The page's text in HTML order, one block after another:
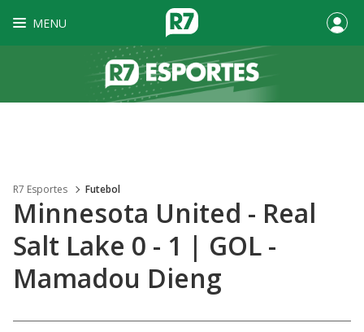
MENU
R7 Esportes Futebol
Minnesota United - Real
Salt Lake 0 - 1 | GOL -
Mamadou Dieng